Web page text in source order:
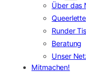
Über das
Runder
Beratung
Unser
Mitmachen!